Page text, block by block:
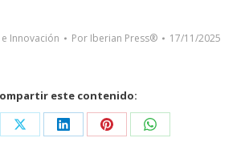
Innovación Por Iberian Press® 17/11/2025
este contenido:
Share Share Share Share